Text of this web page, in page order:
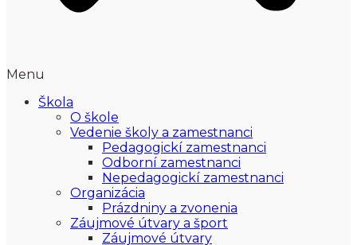
Menu
Škola
O škole
Vedenie školy a zamestnanci
Pedagogickí zamestnanci
Odborní zamestnanci
Nepedagogickí zamestnanci
Organizácia
Prázdniny a zvonenia
Záujmové útvary a šport
Záujmové útvary